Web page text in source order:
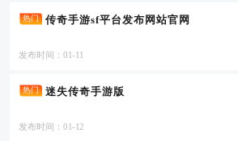
热门 传奇手游sf平台发布网站官网
发布时间：01-11
热门 迷失传奇手游版
发布时间：01-12